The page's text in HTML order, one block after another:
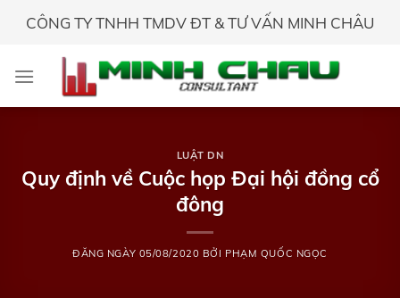
CÔNG TY TNHH TMDV ĐT & TƯ VẤN MINH CHÂU
LUẬT DN
Quy định về Cuộc họp Đại hội đồng cổ
đông
ĐĂNG NGÀY 05/08/2020 BỞI PHẠM QUỐC NGỌC